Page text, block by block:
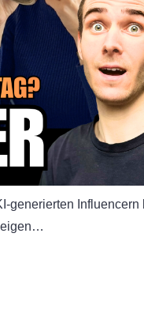
generierten Influencern